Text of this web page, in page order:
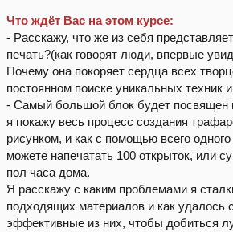
Что ждёт Вас на этом курсе:
- Расскажу, что же из себя
печать?(как говорят люди, впервые
Почему она покоряет сердца всех
постоянном поиске уникальных техник
- Самый большой блок будет посвящен
я покажу весь процесс создания
рисунком, и как с помощью всего
можете напечатать 100 открыток, или
пол часа дома.
Я расскажу с каким проблемами я
подходящих материалов и как удалось
эффективные из них, чтобы добиться